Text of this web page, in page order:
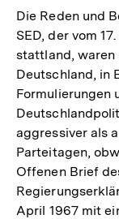
Die Reden und
SED, der vom
stattland, waren
Deutschland, in
Formulierungen
aggressiver als
Parteitagen,
Offenen Brief
April 1967 mit